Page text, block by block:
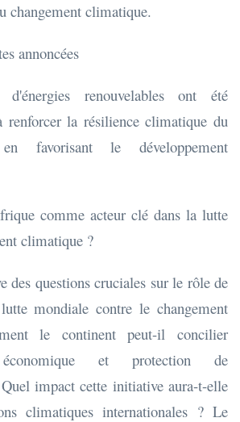
changement climatique.
annoncées
d'énergies renouvelables ont été
renforcer la résilience climatique du
favorisant le développement
comme acteur clé dans la lutte
climatique ?
des questions cruciales sur le rôle de
mondiale contre le changement
le continent peut-il concilier
économique et protection de
impact cette initiative aura-t-elle
climatiques internationales ? Le